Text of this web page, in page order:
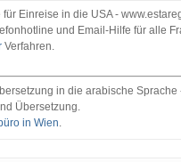
für Einreise in die USA -
und Email-Hilfe für alle
Verfahren.
in die arabische Sprache
Übersetzung.
in Wien.